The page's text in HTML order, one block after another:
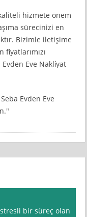
hizmete önem
sürecinizi en
Bizimle iletişime
Eve Nakli̇yat
Evden Eve
bir süreç olan